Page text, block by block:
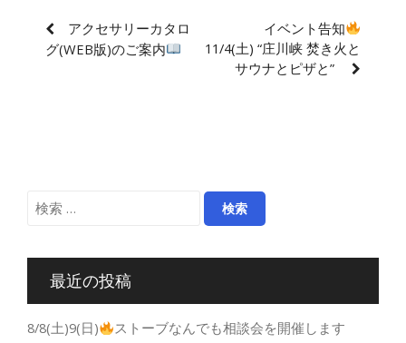
アクセサリーカタロ
グ(WEB版)のご案内
イベント告知
11/4(土) “庄川峡 焚き火と
サウナとピザと”
最近の投稿
8/8(土)9(日)
ストーブなんでも相談会を開催します